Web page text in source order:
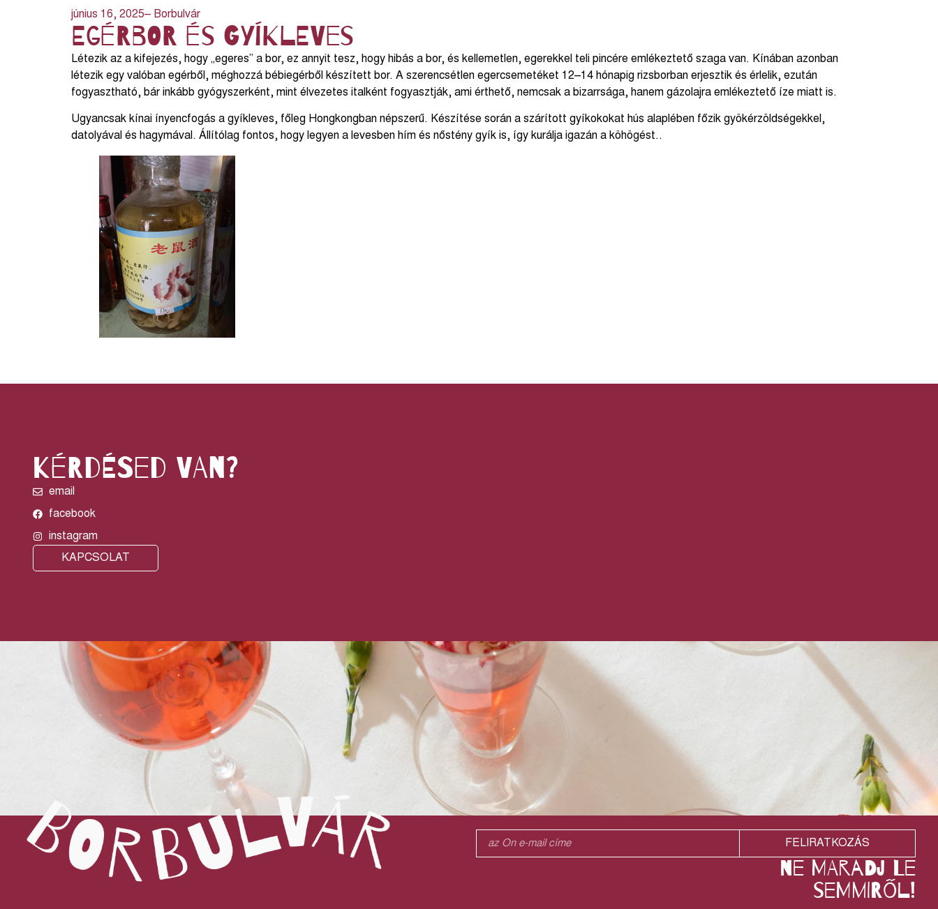
június 16, 2025– Borbulvár
Egérbor és gyíkleves
Létezik az a kifejezés, hogy „egeres” a bor, ez annyit tesz, hogy hibás a bor, és kellemetlen, egerekkel teli pincére emlékeztető szaga van. Kínában azonban
létezik egy valóban egérből, méghozzá bébiegérből készített bor. A szerencsétlen egercsemetéket 12–14 hónapig rizsborban erjesztik és érlelik, ezután
fogyasztható, bár inkább gyógyszerként, mint élvezetes italként fogyasztják, ami érthető, nemcsak a bizarrsága, hanem gázolajra emlékeztető íze miatt is.
Ugyancsak kínai ínyencfogás a gyíkleves, főleg Hongkongban népszerű. Készítése során a szárított gyíkokokat hús alaplében főzik gyökérzöldségekkel,
datolyával és hagymával. Állítólag fontos, hogy legyen a levesben hím és nőstény gyík is, így kurálja igazán a köhögést..
kérdésed van?
email
facebook
instagram
KAPCSOLAT
FELIRATKOZÁS
ne maradj le
semmiről!